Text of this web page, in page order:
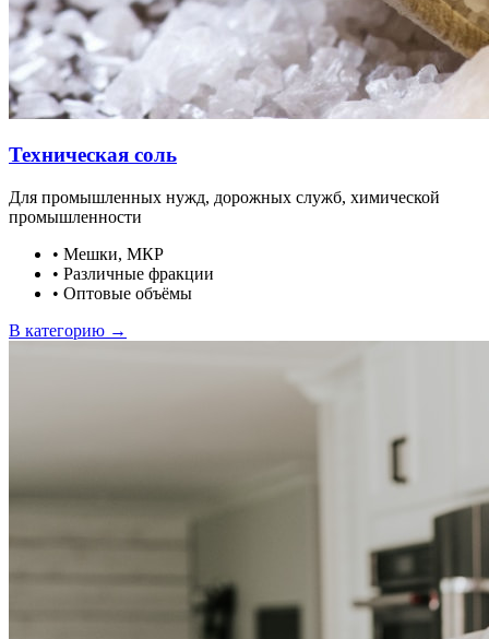
Техническая соль
Для промышленных нужд, дорожных служб, химической
промышленности
• Мешки, МКР
• Различные фракции
• Оптовые объёмы
В категорию →